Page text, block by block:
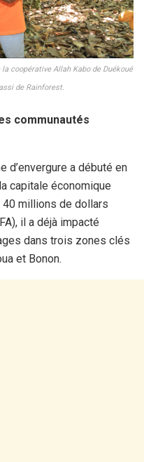
coopérative Allah Kabo de Duékoué
de Rainforest.
communautés
d’envergure a débuté en
capitale économique
40 millions de dollars
il a déjà impacté
dans trois zones clés
et Bonon.